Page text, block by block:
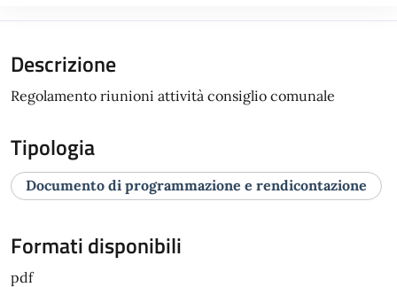
Descrizione
Regolamento riunioni attività consiglio comunale
Tipologia
Documento di programmazione e rendicontazione
Formati disponibili
pdf